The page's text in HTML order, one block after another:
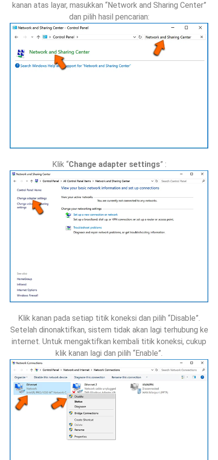
kanan atas layar, masukkan “Network and Sharing Center”
dan pilih hasil pencarian:
Klik “Change adapter settings” :
Klik kanan pada setiap titik koneksi dan pilih “Disable”.
Setelah dinonaktifkan, sistem tidak akan lagi terhubung ke
internet. Untuk mengaktifkan kembali titik koneksi, cukup
klik kanan lagi dan pilih “Enable”.